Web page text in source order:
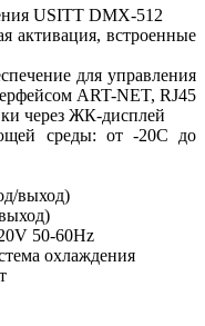
USITT DMX-512
активация, встроенные
для управления
ART-NET, RJ45
через ЖК-дисплей
среды: от -20С до
выход)
50-60Hz
охлаждения